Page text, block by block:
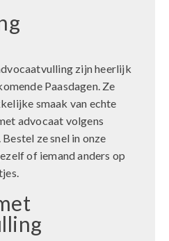
zijn heerlijk
Paasdagen. Ze
smaak van echte
advocaat volgens
ze snel in onze
of iemand anders op